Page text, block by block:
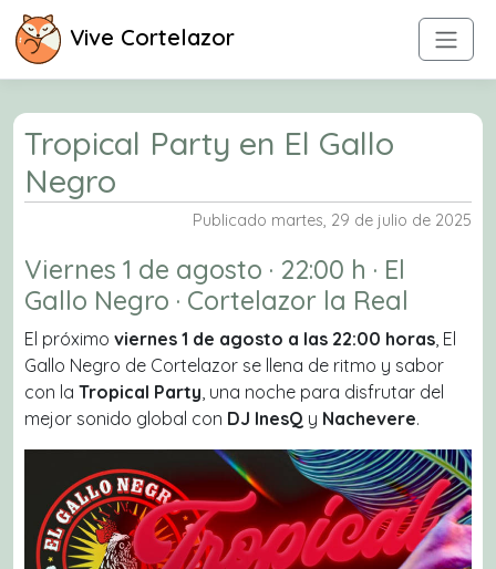
Vive Cortelazor
Tropical Party en El Gallo
Negro
Publicado martes, 29 de julio de 2025
Viernes 1 de agosto · 22:00 h · El
Gallo Negro · Cortelazor la Real
El próximo viernes 1 de agosto a las 22:00 horas, El
Gallo Negro de Cortelazor se llena de ritmo y sabor
con la Tropical Party, una noche para disfrutar del
mejor sonido global con DJ InesQ y Nachevere.